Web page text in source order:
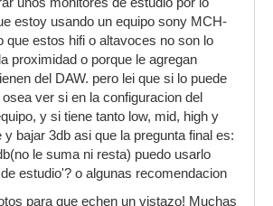
estoy usando un equipo sony MCH-
que estos hifi o altavoces no son lo
proximidad o porque le agregan
del DAW. pero lei que si lo puede
ver si en la configuracion del
y si tiene tanto low, mid, high y
y bajar 3db asi que la pregunta final es:
le suma ni resta) puedo usarlo
estudio'? o algunas recomendacion
para que echen un vistazo! Muchas